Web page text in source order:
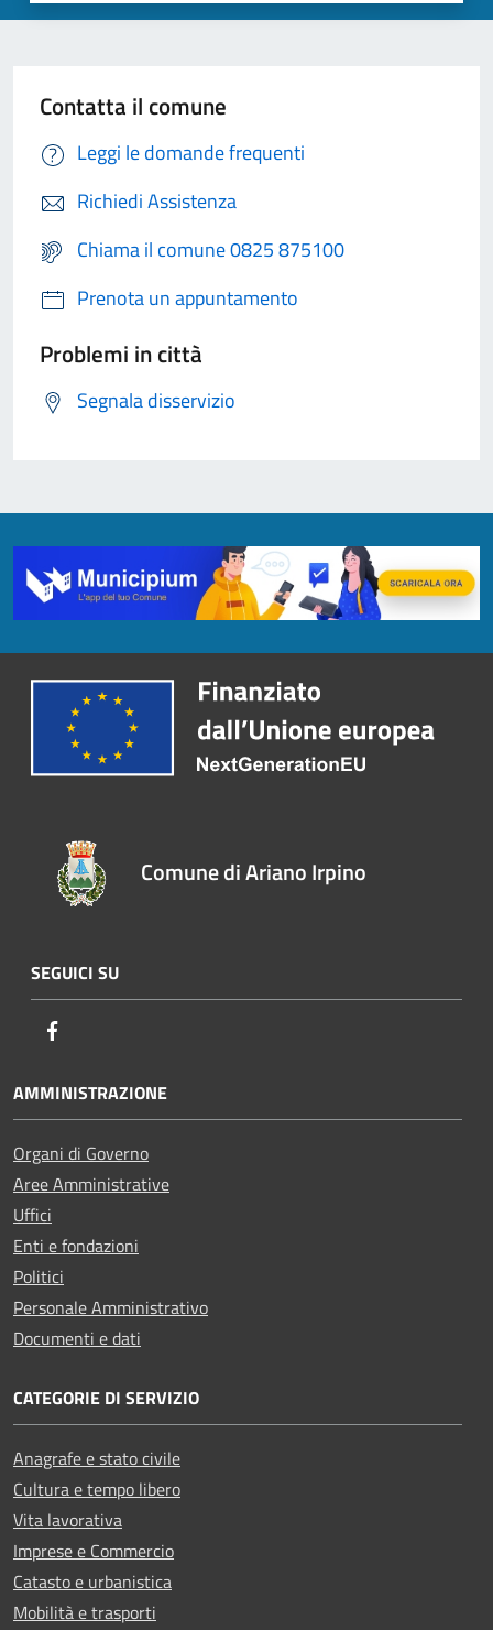
Contatta il comune
Leggi le domande frequenti
Richiedi Assistenza
Chiama il comune 0825 875100
Prenota un appuntamento
Problemi in città
Segnala disservizio
Comune di Ariano Irpino
SEGUICI SU
AMMINISTRAZIONE
Organi di Governo
Aree Amministrative
Uffici
Enti e fondazioni
Politici
Personale Amministrativo
Documenti e dati
CATEGORIE DI SERVIZIO
Anagrafe e stato civile
Cultura e tempo libero
Vita lavorativa
Imprese e Commercio
Catasto e urbanistica
Mobilità e trasporti